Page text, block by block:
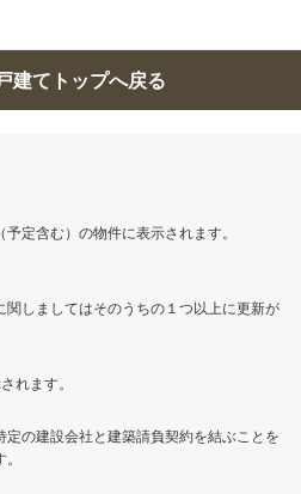
建てトップへ戻る
定含む）の物件に表示されます。
しましてはそのうちの１つ以上に更新が
れます。
の建設会社と建築請負契約を結ぶことを